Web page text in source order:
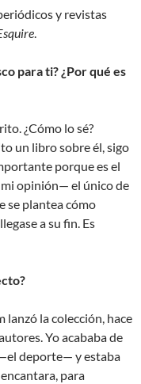
y revistas
.
para ti? ¿Por qué es
¿Cómo lo sé?
un libro sobre él, sigo
porque es el
opinión— el único de
se plantea cómo
a su fin. Es
la colección, hace
Yo acababa de
deporte— y estaba
para